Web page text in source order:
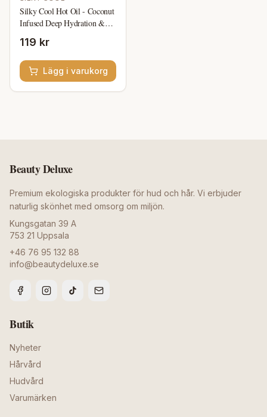
Silky Cool Hot Oil - Coconut
Infused Deep Hydration &
Hair
119 kr
Lägg i varukorg
Beauty Deluxe
Premium ekologiska produkter för hud och hår. Vi erbjuder
naturlig skönhet med omsorg om miljön.
Kungsgatan 39 A
753 21 Uppsala
+46 76 95 132 88
info@beautydeluxe.se
Butik
Nyheter
Hårvård
Hudvård
Varumärken